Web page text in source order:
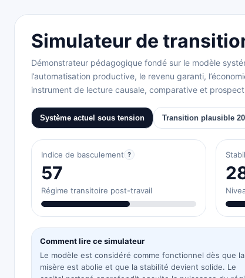
Simulateur de
Démonstrateur pédagogique fondé sur le modèle
l’automatisation productive, le revenu garanti,
instrument de lecture causale, comparative et
Système actuel sous tension Transition plausible
Indice de basculement ?
57
Régime transitoire post-travail
Comment lire ce simulateur
Le modèle est considéré comme fonctionnel dès que la
misère est abolie et que la stabilité devient solide. Le